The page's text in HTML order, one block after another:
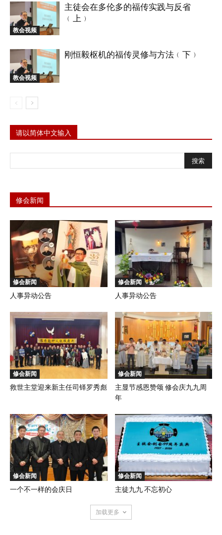
教会视频
主徒会在多伦多的福传实践与反省
﹙上﹚
教会视频
刚恒毅枢机的福传灵修与方法﹙下﹚
请以简体中文输入
修会新闻
修会新闻
人事异动公告
修会新闻
人事异动公告
修会新闻
救世主堂迎来新主任司铎罗秀彪
修会新闻
主显节感恩赞颂 修会庆九九周
年
修会新闻
一个不一样的会庆日
修会新闻
主徒九九 不忘初心
加载更多